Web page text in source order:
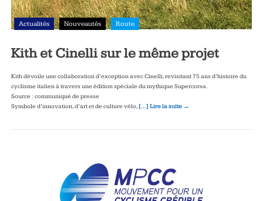
Actualités Nouveautés Route
Kith et Cinelli sur le même projet
Kith dévoile une collaboration d’exception avec Cinelli, revisitant 75 ans d’histoire du
cyclisme italien à travers une édition spéciale du mythique Supercorsa.
Source : communiqué de presse
Symbole d’innovation, d’art et de culture vélo, […] Lire la suite →